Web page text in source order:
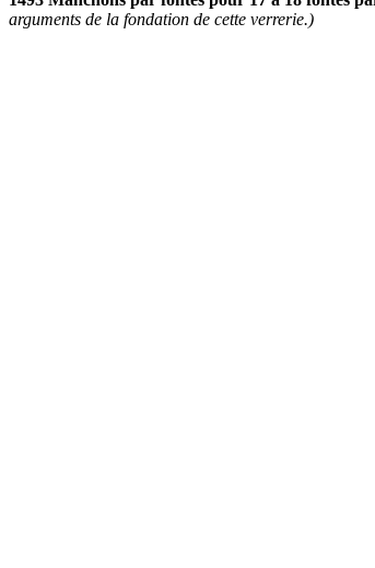
arguments de la fondation de cette verrerie.)